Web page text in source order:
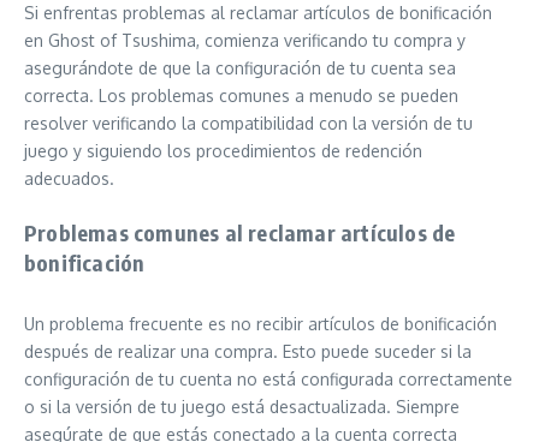
Si enfrentas problemas al reclamar artículos de bonificación
en Ghost of Tsushima, comienza verificando tu compra y
asegurándote de que la configuración de tu cuenta sea
correcta. Los problemas comunes a menudo se pueden
resolver verificando la compatibilidad con la versión de tu
juego y siguiendo los procedimientos de redención
adecuados.
Problemas comunes al reclamar artículos de
bonificación
Un problema frecuente es no recibir artículos de bonificación
después de realizar una compra. Esto puede suceder si la
configuración de tu cuenta no está configurada correctamente
o si la versión de tu juego está desactualizada. Siempre
asegúrate de que estás conectado a la cuenta correcta